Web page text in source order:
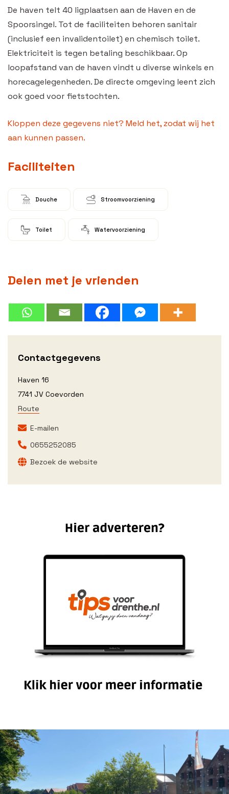
De haven telt 40 ligplaatsen aan de Haven en de
Spoorsingel. Tot de faciliteiten behoren sanitair
(inclusief een invalidentoilet) en chemisch toilet.
Elektriciteit is tegen betaling beschikbaar. Op
loopafstand van de haven vindt u diverse winkels en
horecagelegenheden. De directe omgeving leent zich
ook goed voor fietstochten.
Kloppen deze gegevens niet? Meld het, zodat wij het
aan kunnen passen.
Faciliteiten
Douche Stroomvoorziening
Toilet Watervoorziening
Delen met je vrienden
Contactgegevens
Haven 16
7741 JV Coevorden
Route
E-mailen
0655252085
Bezoek de website